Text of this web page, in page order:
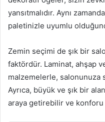
yansıtmalıdır. Aynı
paletinizle uyumlu
Zemin seçimi de şık bir
faktördür. Laminat, ahşap
malzemelerle, salonunuza
Ayrıca, büyük ve şık bir
araya getirebilir ve konforu